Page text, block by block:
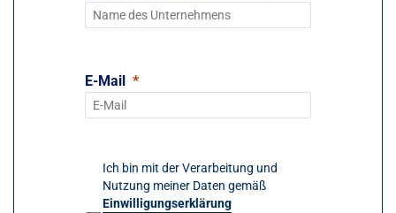
E-Mail
Ich bin mit der Verarbeitung und
Nutzung meiner Daten gemäß
Einwilligungserklärung